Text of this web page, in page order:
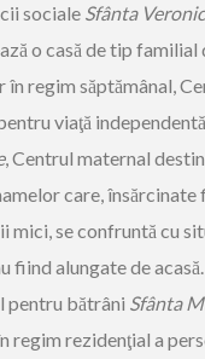
sociale Sfânta
o casă de tip familial
regim săptămânal,
viaţă
, Centrul maternal
care, însărcinate
mici, se confruntă cu
fiind alungate de
pentru bătrâni Sfânta
regim rezidenţial a